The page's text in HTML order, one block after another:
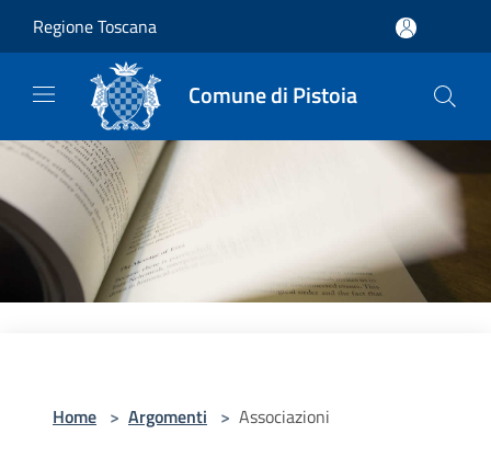
Regione Toscana
Comune di Pistoia
Home > Argomenti > Associazioni